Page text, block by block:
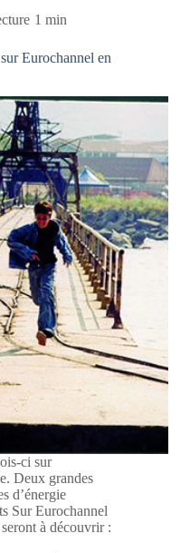
1 min
Eurochannel en
ci sur
Deux grandes
d’énergie
Sur Eurochannel
à découvrir :